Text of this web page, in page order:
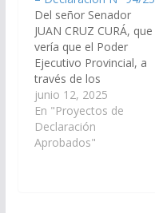
Del señor Senador
JUAN CRUZ CURÁ, que
vería que el Poder
Ejecutivo Provincial, a
través de los
organismos que
correspondan, arbitren
las medidas que
resulten necesarias
junio 12, 2025
En "Proyectos de
Declaración
Aprobados"